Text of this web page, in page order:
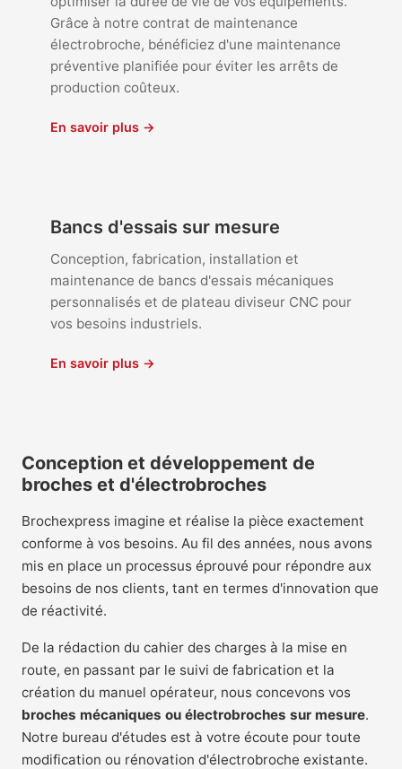
Grâce à notre contrat de maintenance
électrobroche, bénéficiez d'une maintenance
préventive planifiée pour éviter les arrêts de
production coûteux.
En savoir plus →
Bancs d'essais sur mesure
Conception, fabrication, installation et
maintenance de bancs d'essais mécaniques
personnalisés et de plateau diviseur CNC pour
vos besoins industriels.
En savoir plus →
Conception et développement de
broches et d'électrobroches
Brochexpress imagine et réalise la pièce exactement
conforme à vos besoins. Au fil des années, nous avons
mis en place un processus éprouvé pour répondre aux
besoins de nos clients, tant en termes d'innovation que
de réactivité.
De la rédaction du cahier des charges à la mise en
route, en passant par le suivi de fabrication et la
création du manuel opérateur, nous concevons vos
broches mécaniques ou électrobroches sur mesure.
Notre bureau d'études est à votre écoute pour toute
modification ou rénovation d'électrobroche existante.